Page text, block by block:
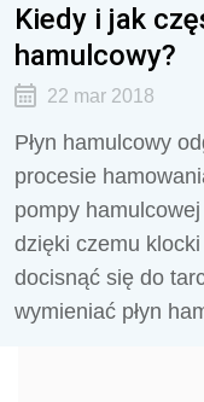
Kiedy i jak
hamulcowy?
22 mar 2018
Płyn hamulcowy
procesie
pompy
dzięki czemu
docisnąć się do
wymieniać płyn